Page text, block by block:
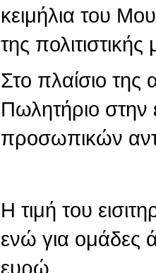
κειμήλια του
της
Στο πλαίσιο της
Πωλητήριο στην
προσωπικών
Η τιμή του
ενώ για ομάδες
ευρώ.